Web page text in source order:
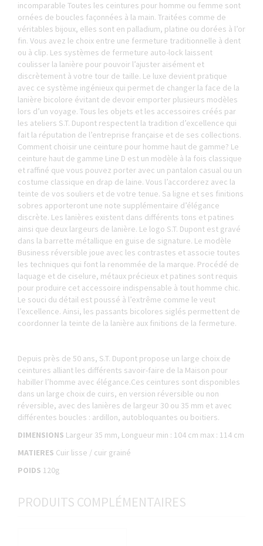
incomparable Toutes les ceintures pour homme ou femme sont
ornées de boucles façonnées à la main. Traitées comme de
véritables bijoux, elles sont en palladium, platine ou dorées à l’or
fin. Vous avez le choix entre une fermeture traditionnelle à dent
ou à clip. Les systèmes de fermeture auto-lock laissent
coulisser la lanière pour pouvoir l’ajuster aisément et
discrètement à votre tour de taille. Le luxe devient pratique
avec ce système ingénieux qui permet de changer la face de la
lanière bicolore évitant de devoir emporter plusieurs modèles
lors d’un voyage. Tous les objets et les accessoires créés par
les ateliers S.T. Dupont respectent la tradition d’excellence qui
fait la réputation de l’entreprise française et de ses collections.
Comment choisir une ceinture pour homme haut de gamme? Le
ceinture haut de gamme Line D est un modèle à la fois classique
et raffiné que vous pouvez porter avec un pantalon casual ou un
costume classique en drap de laine. Vous l’accorderez avec la
teinte de vos souliers et de votre tenue. Sa ligne et ses finitions
sobres apporteront une note supplémentaire d’élégance
discrète. Les lanières existent dans différents tons et patines
ainsi que deux largeurs de lanière. Le logo S.T. Dupont est gravé
dans la barrette métallique en guise de signature. Le modèle
Business réversible joue avec les contrastes et associe toutes
les techniques qui font la renommée de la marque. Procédé de
laquage et de ciselure, métaux précieux et patines sont requis
pour produire cet accessoire indispensable à tout homme chic.
Le souci du détail est poussé à l’extrême comme le veut
l’excellence. Ainsi, les passants bicolores siglés permettent de
coordonner la teinte de la lanière aux finitions de la fermeture.
Depuis près de 50 ans, S.T. Dupont propose un large choix de
ceintures alliant les différents savoir-faire de la Maison pour
habiller l’homme avec élégance.Ces ceintures sont disponibles
dans un large choix de cuirs, en version réversible ou non
réversible, avec des lanières de largeur 30 ou 35 mm et avec
différentes boucles : ardillon, autobloquantes ou boitiers.
DIMENSIONS Largeur 35 mm, Longueur min : 104 cm max : 114 cm
MATIERES Cuir lisse / cuir grainé
POIDS 120g
PRODUITS COMPLÉMENTAIRES